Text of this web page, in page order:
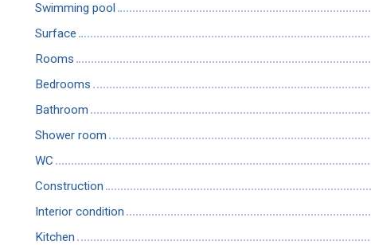
Swimming pool
Surface
Rooms
Bedrooms
Bathroom
Shower room
WC
Construction
Interior condition
Kitchen